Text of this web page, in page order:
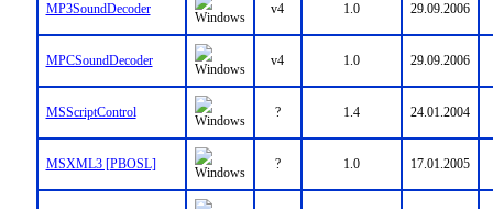
MP3SoundDecoder v4 1.0 29.09.2006
MPCSoundDecoder v4 1.0 29.09.2006
MSScriptControl ? 1.4 24.01.2004
MSXML3 [PBOSL] ? 1.0 17.01.2005